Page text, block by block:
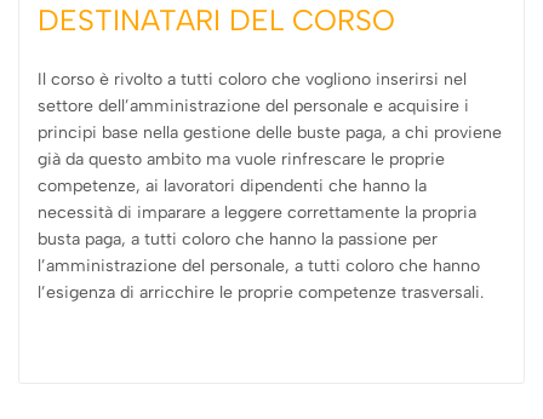
DESTINATARI DEL CORSO
Il corso è rivolto a tutti coloro che vogliono inserirsi nel
settore dell’amministrazione del personale e acquisire i
principi base nella gestione delle buste paga, a chi proviene
già da questo ambito ma vuole rinfrescare le proprie
competenze, ai lavoratori dipendenti che hanno la
necessità di imparare a leggere correttamente la propria
busta paga, a tutti coloro che hanno la passione per
l’amministrazione del personale, a tutti coloro che hanno
l’esigenza di arricchire le proprie competenze trasversali.